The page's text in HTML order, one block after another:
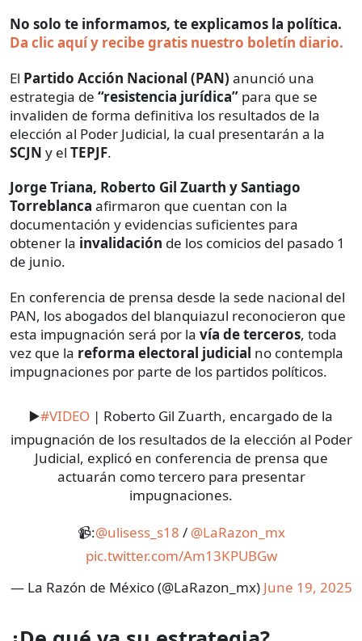
No solo te informamos, te explicamos la política.
Da clic aquí y recibe gratis nuestro boletín diario.
El Partido Acción Nacional (PAN) anunció una
estrategia de “resistencia jurídica” para que se
invaliden de forma definitiva los resultados de la
elección al Poder Judicial, la cual presentarán a la
SCJN y el TEPJF.
JorgeTriana, Roberto Gil Zuarth y Santiago
Torreblanca afirmaron que cuentan con la
documentación y evidencias suficientes para
obtener la invalidación de los comicios del pasado 1
de junio.
En conferencia de prensa desde la sede nacional del
PAN, los abogados del blanquiazul reconocieron que
esta impugnación será por la vía deterceros, toda
vez que la reforma electoral judicial no contempla
impugnaciones por parte de los partidos políticos.
▶️#VIDEO | Roberto Gil Zuarth, encargado de la
impugnación de los resultados de la elección al Poder
Judicial, explicó en conferencia de prensa que
actuarán como tercero para presentar
impugnaciones.
📹:@ulisess_s18 / @LaRazon_mx
pic.twitter.com/Am13KPUBGw
— La Razón de México (@LaRazon_mx) June 19, 2025